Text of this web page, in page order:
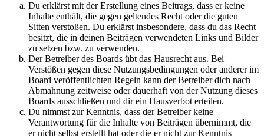
Du erklärst mit der Erstellung eines Beitrags, dass er keine
Inhalte enthält, die gegen geltendes Recht oder die guten
Sitten verstoßen. Du erklärst insbesondere, dass du das Recht
besitzt, die in deinen Beiträgen verwendeten Links und Bilder
zu setzen bzw. zu verwenden.
Der Betreiber des Boards übt das Hausrecht aus. Bei
Verstößen gegen diese Nutzungsbedingungen oder anderer im
Board veröffentlichten Regeln kann der Betreiber dich nach
Abmahnung zeitweise oder dauerhaft von der Nutzung dieses
Boards ausschließen und dir ein Hausverbot erteilen.
Du nimmst zur Kenntnis, dass der Betreiber keine
Verantwortung für die Inhalte von Beiträgen übernimmt, die
er nicht selbst erstellt hat oder die er nicht zur Kenntnis